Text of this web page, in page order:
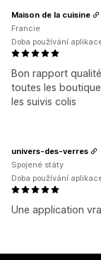
Bon rapport
toutes les
les suivis colis
Maison de la cuisine
Francie
Doba používání
Une application
univers-des-verres
Spojené státy
Doba používání